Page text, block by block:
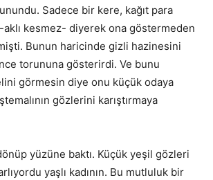
Sadece bir kere, kağıt para
kesmez- diyerek ona göstermeden
Bunun haricinde gizli hazinesini
torununa gösterirdi. Ve bunu
görmesin diye onu küçük odaya
gözlerini karıştırmaya
yüzüne baktı. Küçük yeşil gözleri
yaşlı kadının. Bu mutluluk bir